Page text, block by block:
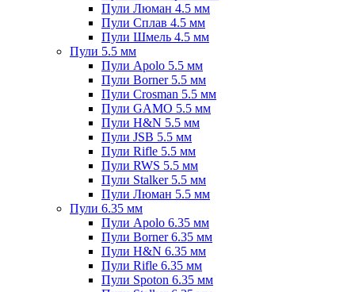
Пули Люман 4.5 мм
Пули Сплав 4.5 мм
Пули Шмель 4.5 мм
Пули 5.5 мм
Пули Apolo 5.5 мм
Пули Borner 5.5 мм
Пули Crosman 5.5 мм
Пули GAMO 5.5 мм
Пули H&N 5.5 мм
Пули JSB 5.5 мм
Пули Rifle 5.5 мм
Пули RWS 5.5 мм
Пули Stalker 5.5 мм
Пули Люман 5.5 мм
Пули 6.35 мм
Пули Apolo 6.35 мм
Пули Borner 6.35 мм
Пули H&N 6.35 мм
Пули Rifle 6.35 мм
Пули Spoton 6.35 мм